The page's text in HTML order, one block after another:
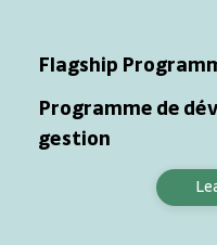
Flagship
Programme de
gestion